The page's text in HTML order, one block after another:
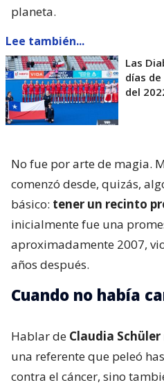
planeta.
Lee también...
Las
días
del
No fue por arte de magia.
comenzó desde, quizás,
básico: tener un recinto
inicialmente fue una
aproximadamente 2007,
años después.
Cuando no había
Hablar de Claudia Schüler
una referente que peleó
contra el cáncer, sino